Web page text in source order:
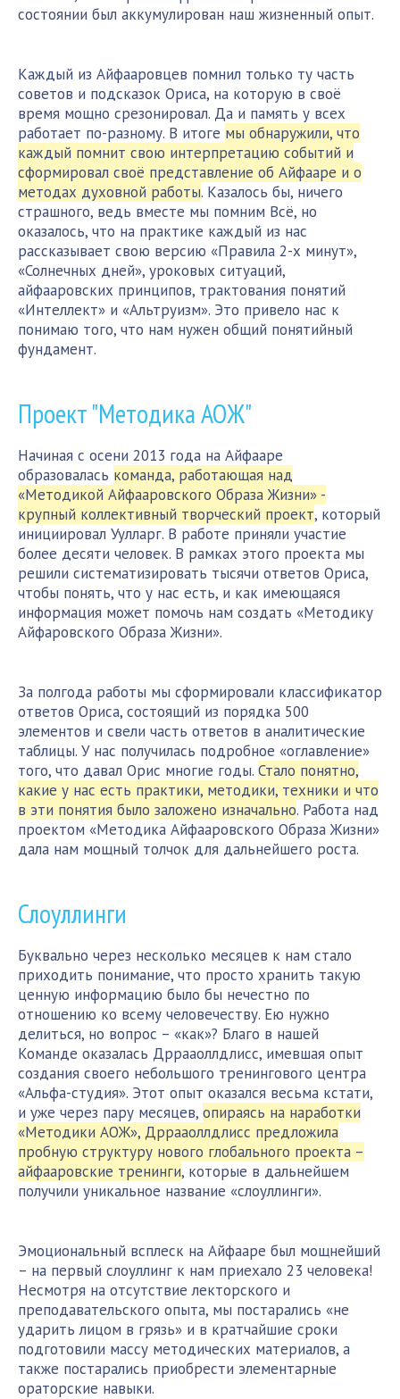
состоянии был аккумулирован наш жизненный опыт.
Каждый из Айфааровцев помнил только ту часть
советов и подсказок Ориса, на которую в своё
время мощно срезонировал. Да и память у всех
работает по-разному. В итоге мы обнаружили, что
каждый помнит свою интерпретацию событий и
сформировал своё представление об Айфааре и о
методах духовной работы. Казалось бы, ничего
страшного, ведь вместе мы помним Всё, но
оказалось, что на практике каждый из нас
рассказывает свою версию «Правила 2-х минут»,
«Солнечных дней», уроковых ситуаций,
айфааровских принципов, трактования понятий
«Интеллект» и «Альтруизм». Это привело нас к
понимаю того, что нам нужен общий понятийный
фундамент.
Проект "Методика АОЖ"
Начиная с осени 2013 года на Айфааре
образовалась команда, работающая над
«Методикой Айфааровского Образа Жизни» -
крупный коллективный творческий проект, который
инициировал Уулларг. В работе приняли участие
более десяти человек. В рамках этого проекта мы
решили систематизировать тысячи ответов Ориса,
чтобы понять, что у нас есть, и как имеющаяся
информация может помочь нам создать «Методику
Айфаровского Образа Жизни».
За полгода работы мы сформировали классификатор
ответов Ориса, состоящий из порядка 500
элементов и свели часть ответов в аналитические
таблицы. У нас получилась подробное «оглавление»
того, что давал Орис многие годы. Стало понятно,
какие у нас есть практики, методики, техники и что
в эти понятия было заложено изначально. Работа над
проектом «Методика Айфааровского Образа Жизни»
дала нам мощный толчок для дальнейшего роста.
Слоуллинги
Буквально через несколько месяцев к нам стало
приходить понимание, что просто хранить такую
ценную информацию было бы нечестно по
отношению ко всему человечеству. Ею нужно
делиться, но вопрос – «как»? Благо в нашей
Команде оказалась Дррааоллдлисс, имевшая опыт
создания своего небольшого тренингового центра
«Альфа-студия». Этот опыт оказался весьма кстати,
и уже через пару месяцев, опираясь на наработки
«Методики АОЖ», Дррааоллдлисс предложила
пробную структуру нового глобального проекта –
айфааровские тренинги, которые в дальнейшем
получили уникальное название «слоуллинги».
Эмоциональный всплеск на Айфааре был мощнейший
– на первый слоуллинг к нам приехало 23 человека!
Несмотря на отсутствие лекторского и
преподавательского опыта, мы постарались «не
ударить лицом в грязь» и в кратчайшие сроки
подготовили массу методических материалов, а
также постарались приобрести элементарные
ораторские навыки.